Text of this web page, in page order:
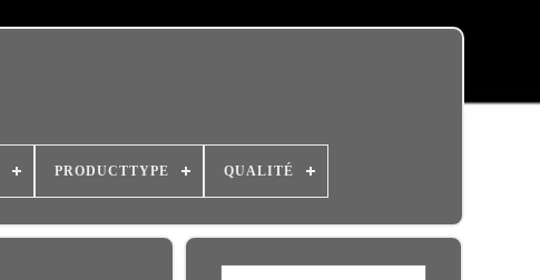
PRODUCTTYPE QUALITÉ